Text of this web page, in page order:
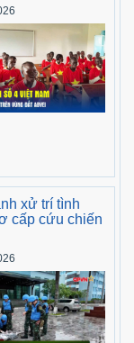
xử trí tình
cấp cứu chiến